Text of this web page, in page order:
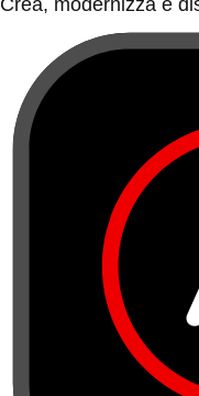
Crea, modernizza e